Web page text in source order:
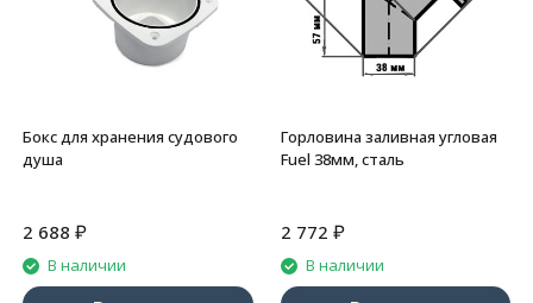
Бокс для хранения судового
душа
2 688 ₽
В наличии
Горловина заливная угловая
Fuel 38мм, сталь
2 772 ₽
В наличии